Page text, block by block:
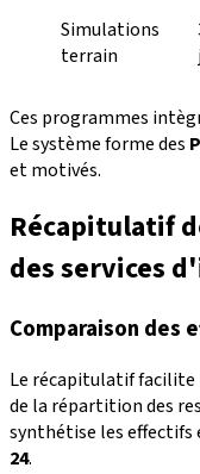
Simulations
terrain
Ces programmes
Le système forme des
et motivés.
Récapitulatif
des services
Comparaison des
Le récapitulatif
de la répartition des
synthétise les effectifs
24.